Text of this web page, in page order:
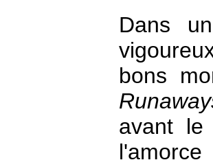
Dans
bons
avant le